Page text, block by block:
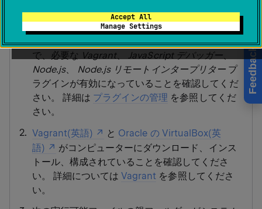
Accept All
Manage Settings
Feedback
設定 | プラグインページ、タブインストール済み
で、必要な Vagrant、JavaScript デバッガー、
Node.js、 Node.js リモートインタープリタープ
ラグインが有効になっていることを確認してくだ
さい。 詳細は プラグインの管理 を参照してくだ
さい。
Vagrant(英語)
と Oracle の VirtualBox(英
語)
がコンピューターにダウンロード、インス
トール、構成されていることを確認してくださ
い。 詳細についてはVagrant を参照してくださ
い。